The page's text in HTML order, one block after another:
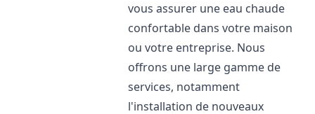
vous assurer une eau chaude
confortable dans votre maison
ou votre entreprise. Nous
offrons une large gamme de
services, notamment
l'installation de nouveaux